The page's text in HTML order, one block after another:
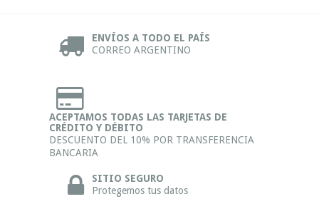
ENVÍOS A TODO EL PAÍS
CORREO ARGENTINO
ACEPTAMOS TODAS LAS TARJETAS DE
CRÉDITO Y DÉBITO
DESCUENTO DEL 10% POR TRANSFERENCIA
BANCARIA
SITIO SEGURO
Protegemos tus datos